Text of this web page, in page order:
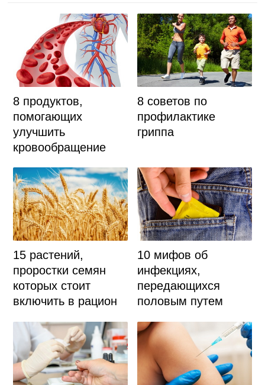
8 продуктов,
помогающих
улучшить
кровообращение
8 советов по
профилактике
гриппа
15 растений,
проростки семян
которых стоит
включить в рацион
10 мифов об
инфекциях,
передающихся
половым путем